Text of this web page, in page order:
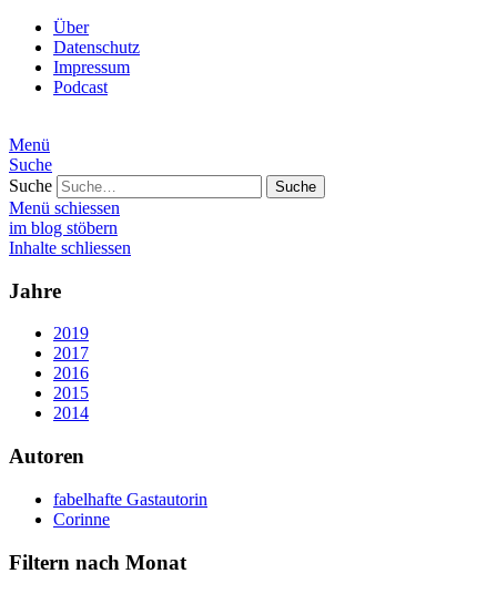
Über
Datenschutz
Impressum
Podcast
Menü
Suche
Suche
Menü schiessen
im blog stöbern
Inhalte schliessen
Jahre
2019
2017
2016
2015
2014
Autoren
fabelhafte Gastautorin
Corinne
Filtern nach Monat